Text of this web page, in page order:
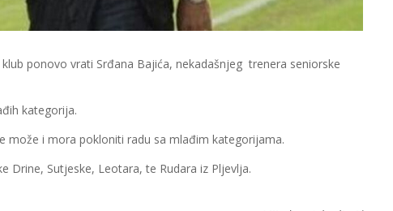
ponovo vrati Srđana Bajića, nekadašnjeg trenera seniorske
kategorija.
može i mora pokloniti radu sa mlađim kategorijama.
Drine, Sutjeske, Leotara, te Rudara iz Pljevlja.